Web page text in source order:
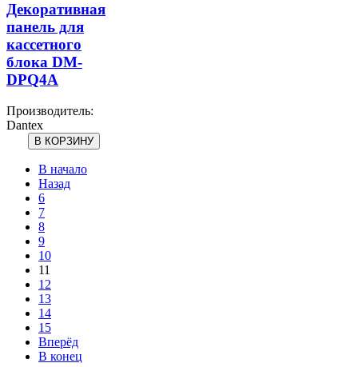
Декоративная
панель для
кассетного
блока DM-
DPQ4A
Производитель:
Dantex
В начало
Назад
6
7
8
9
10
11
12
13
14
15
Вперёд
В конец